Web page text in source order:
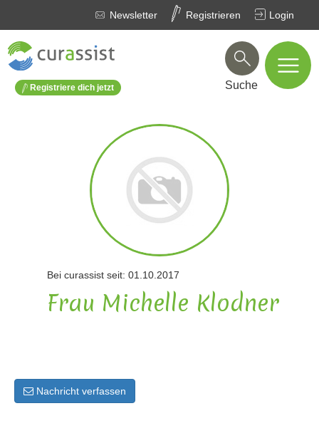
Login
Registrieren
Newsletter
Registriere dich jetzt Suche
Bei curassist seit: 01.10.2017
Frau Michelle Klodner
Nachricht verfassen